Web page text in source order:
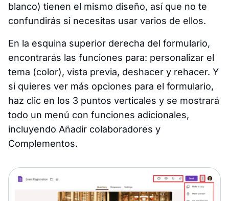
blanco) tienen el mismo diseño, así que no te
confundirás si necesitas usar varios de ellos.
En la esquina superior derecha del formulario,
encontrarás las funciones para: personalizar el
tema (color), vista previa, deshacer y rehacer. Y
si quieres ver más opciones para el formulario,
haz clic en los 3 puntos verticales y se mostrará
todo un menú con funciones adicionales,
incluyendo Añadir colaboradores y
Complementos.